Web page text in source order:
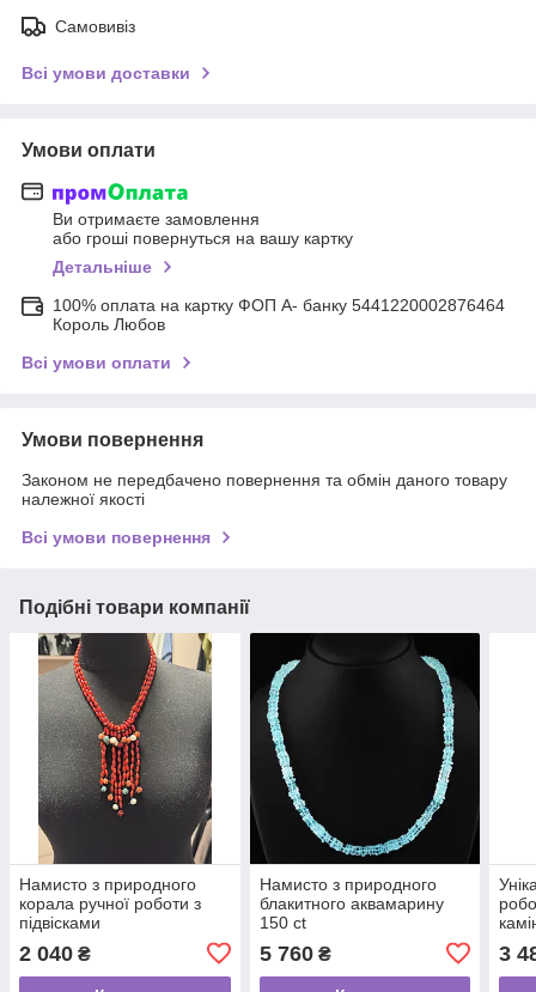
Самовивіз
Всі умови доставки
Умови оплати
Ви отримаєте замовлення
або гроші повернуться на вашу картку
Детальніше
100% оплата на картку ФОП А- банку 5441220002876464
Король Любов
Всі умови оплати
Умови повернення
Законом не передбачено повернення та обмін даного товару
належної якості
Всі умови повернення
Подібні товари компанії
Намисто з природного
корала ручної роботи з
підвісками
2 040 ₴
Намисто з природного
блакитного аквамарину
150 ct
5 760₴ 3